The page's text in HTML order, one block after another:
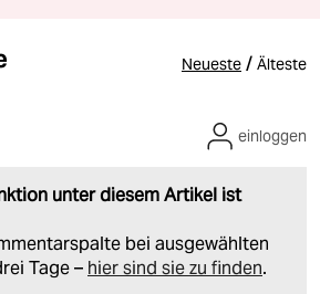
Neueste / Älteste
unter diesem Artikel ist
bei ausgewählten
Tage – hier sind sie zu finden.
einloggen